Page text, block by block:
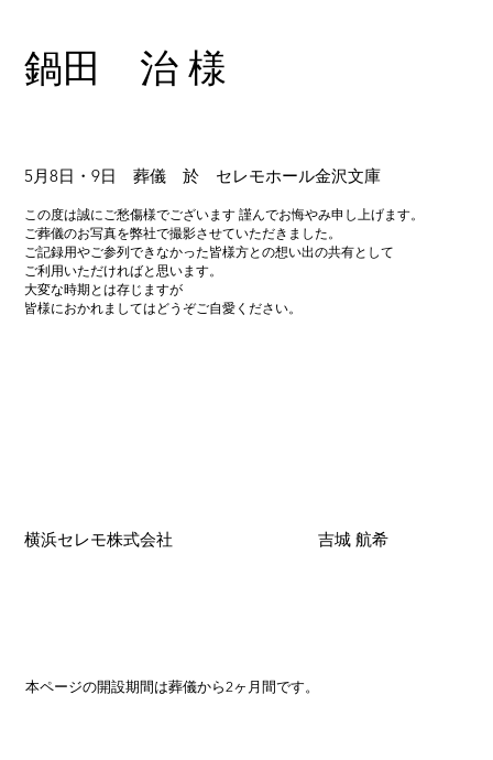
本ページの開設期間は葬儀から2ヶ月間です。
吉城 航希
横浜セレモ株式会社
この度は誠にご愁傷様でございます 謹んでお悔やみ申し上げます。
ご葬儀のお写真を弊社で撮影させていただきました。
ご記録用やご参列できなかった皆様方との想い出の共有として
ご利用いただければと思います。
大変な時期とは存じますが
皆様におかれましてはどうぞご自愛ください。
5月8日・9日 葬儀 於 セレモホール金沢文庫
鍋田 治 様